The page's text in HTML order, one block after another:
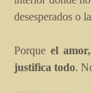
desesperados o
Porque el
justifica todo.